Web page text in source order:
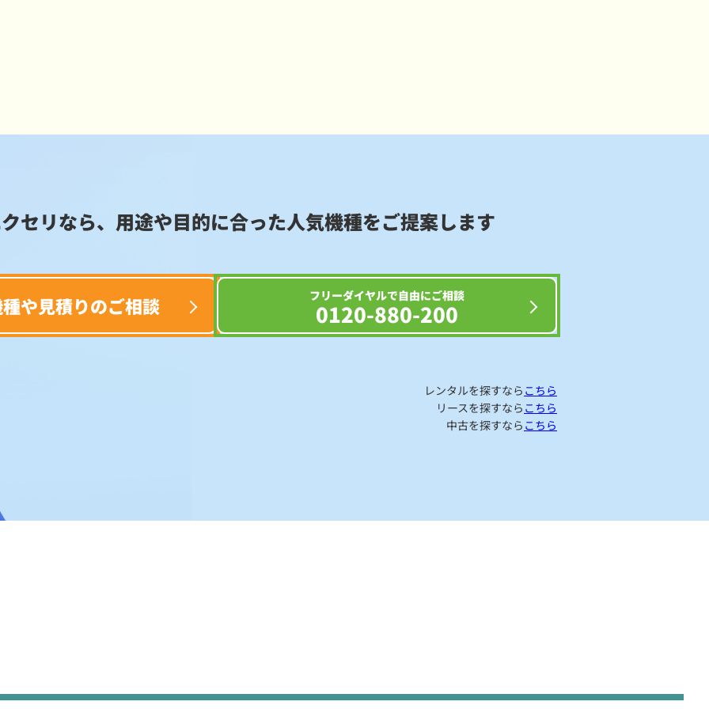
セリなら、用途や目的に合った人気機種をご提案します
や見積りのご相談 フリーダイヤルで自由にご相談
0120-880-200
レンタルを探すなら こちら
リースを探すなら こちら
中古を探すなら こちら